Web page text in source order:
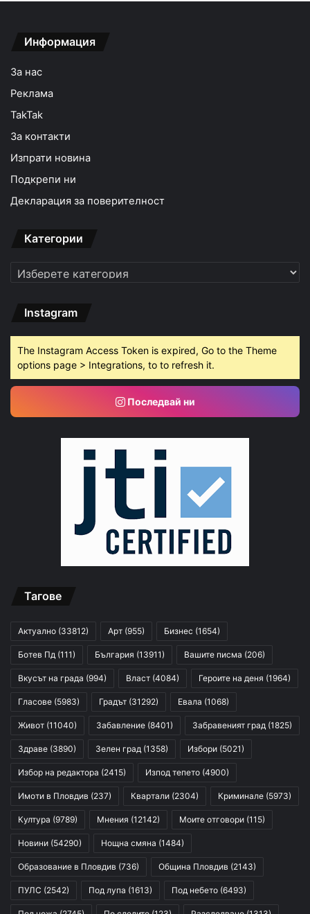
Информация
За нас
Реклама
TakTak
За контакти
Изпрати новина
Подкрепи ни
Декларация за поверителност
Категории
Категории
Instagram
The Instagram Access Token is expired, Go to the Theme
options page > Integrations, to to refresh it.
Последвай ни
Тагове
Актуално (33812) Арт (955) Бизнес (1654)
Ботев Пд (111) България (13911) Вашите писма (206)
Вкусът на града (994) Власт (4084) Героите на деня (1964)
Гласове (5983) Градът (31292) Евала (1068)
Живот (11040) Забавление (8401) Забравеният град (1825)
Здраве (3890) Зелен град (1358) Избори (5021)
Избор на редактора (2415) Изпод тепето (4900)
Имоти в Пловдив (237) Квартали (2304) Криминале (5973)
Култура (9789) Мнения (12142) Моите отговори (115)
Новини (54290) Нощна смяна (1484)
Образование в Пловдив (736) Община Пловдив (2143)
ПУЛС (2542) Под лупа (1613) Под небето (6493)